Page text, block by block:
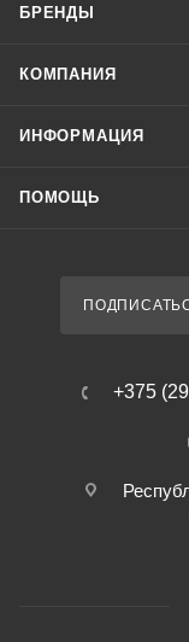
БРЕНДЫ
КОМПАНИЯ
ИНФОРМАЦИЯ
ПОМОЩЬ
+375